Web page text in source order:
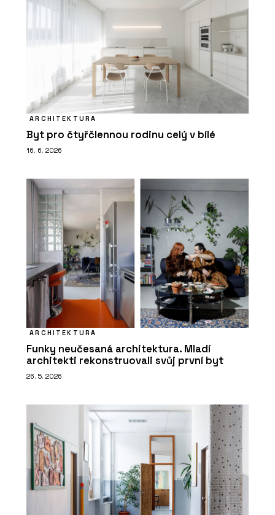
ARCHITEKTURA
Byt pro čtyřčlennou rodinu celý v bílé
16. 6. 2026
ARCHITEKTURA
Funky neučesaná architektura. Mladí
architekti rekonstruovali svůj první byt
26. 5. 2026